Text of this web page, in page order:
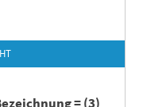
= (3)